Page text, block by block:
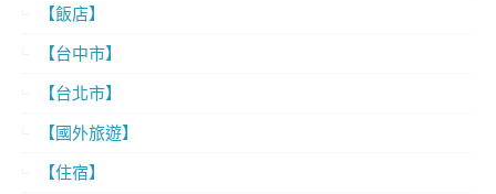
【飯店】
【台中市】
【台北市】
【國外旅遊】
【住宿】